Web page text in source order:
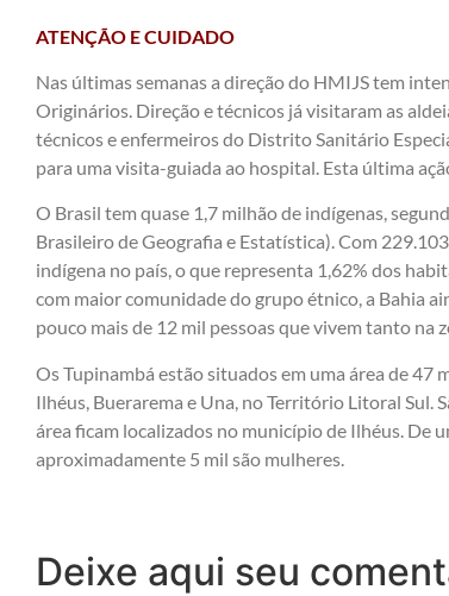
ATENÇÃO E CUIDADO
Nas últimas semanas a direção do HMIJS tem
Originários. Direção e técnicos já visitaram as
técnicos e enfermeiros do Distrito Sanitário
para uma visita-guiada ao hospital. Esta última
O Brasil tem quase 1,7 milhão de indígenas,
Brasileiro de Geografia e Estatística). Com
indígena no país, o que representa 1,62% dos
com maior comunidade do grupo étnico, a Bahia
pouco mais de 12 mil pessoas que vivem tanto na
Os Tupinambá estão situados em uma área de
Ilhéus, Buerarema e Una, no Território Litoral Sul.
área ficam localizados no município de Ilhéus. De
aproximadamente 5 mil são mulheres.
Deixe aqui seu